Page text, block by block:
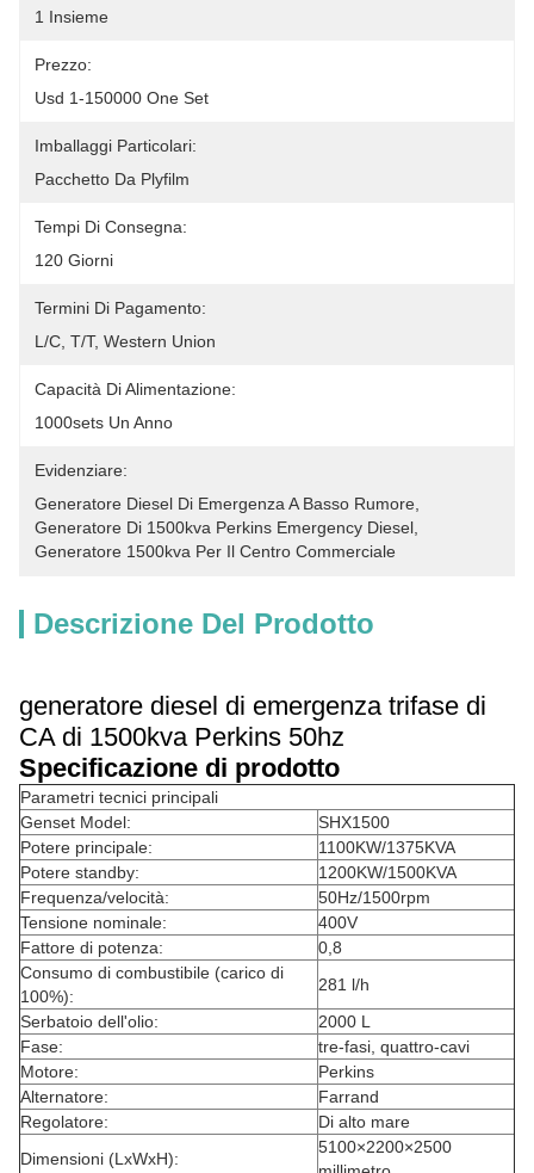
1 Insieme
Prezzo:
Usd 1-150000 One Set
Imballaggi Particolari:
Pacchetto Da Plyfilm
Tempi Di Consegna:
120 Giorni
Termini Di Pagamento:
L/C, T/T, Western Union
Capacità Di Alimentazione:
1000sets Un Anno
Evidenziare:
Generatore Diesel Di Emergenza A Basso Rumore
Generatore Di 1500kva Perkins Emergency Diesel
Generatore 1500kva Per Il Centro Commerciale
Descrizione Del Prodotto
generatore diesel di emergenza trifase di
CA di 1500kva Perkins 50hz
Specificazione di prodotto
Parametri tecnici principali
Genset Model:
SHX1500
Potere principale:
1100KW/1375KVA
Potere standby:
1200KW/1500KVA
Frequenza/velocità:
50Hz/1500rpm
Tensione nominale:
400V
Fattore di potenza:
0,8
Consumo di combustibile (carico di
100%):
281 l/h
Serbatoio dell'olio:
2000 L
Fase:
tre-fasi, quattro-cavi
Motore:
Perkins
Alternatore:
Farrand
Regolatore:
Di alto mare
Dimensioni (LxWxH):
5100×2200×2500